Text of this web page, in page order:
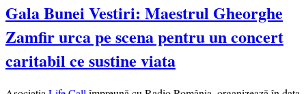
Gala Bunei Vestiri: Maestrul Gheorghe
Zamfir urca pe scena pentru un concert
caritabil ce sustine viata